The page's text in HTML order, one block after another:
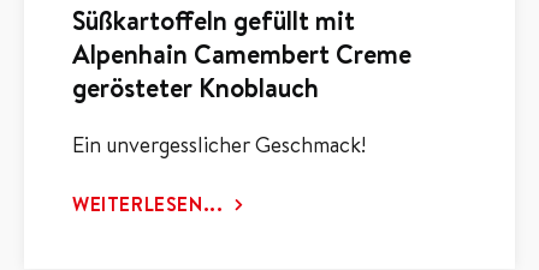
Süßkartoffeln gefüllt mit
Alpenhain Camembert Creme
gerösteter Knoblauch
Ein unvergesslicher Geschmack!
WEITERLESEN...